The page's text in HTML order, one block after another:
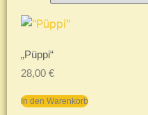
„Püppi“
28,00 €
In den Warenkorb